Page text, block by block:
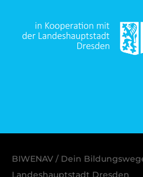
BIWENAV / Dein
Landeshauptstadt Dresden